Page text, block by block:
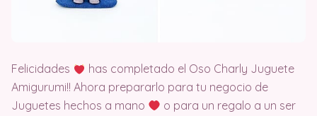
Felicidades
has completado el Oso Charly Juguete
Amigurumi!! Ahora prepararlo para tu negocio de
Juguetes hechos a mano
o para un regalo a un ser